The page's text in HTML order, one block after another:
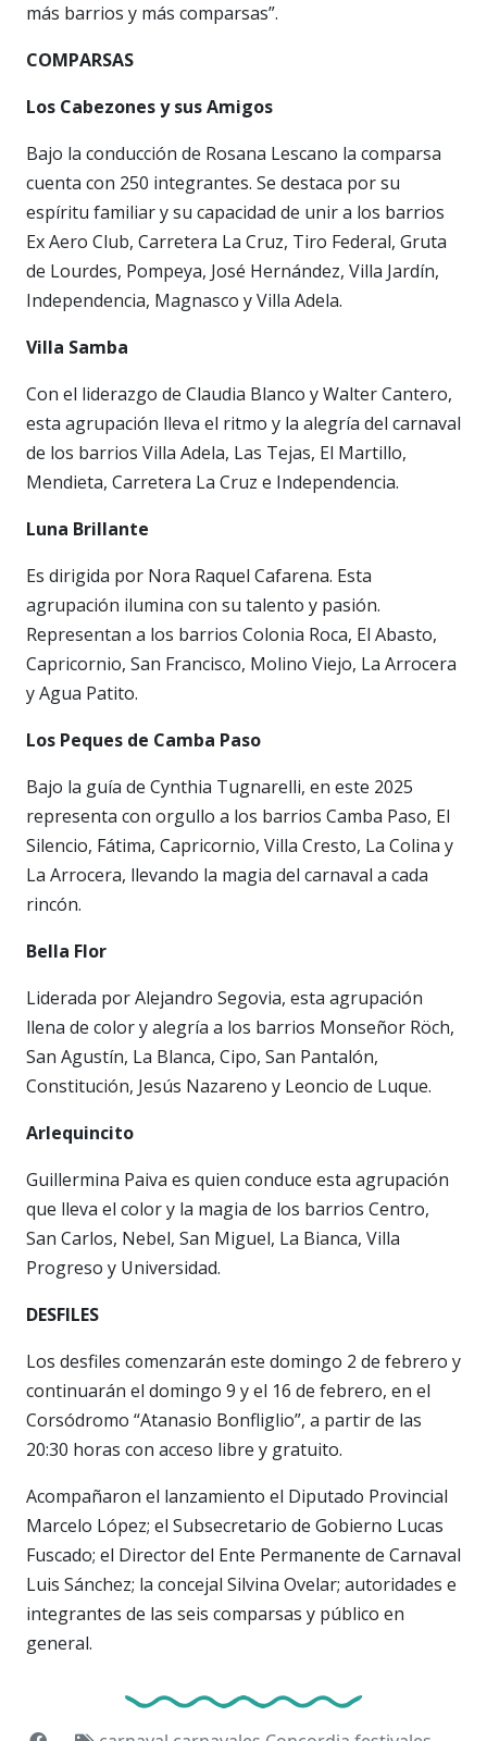
más barrios y más comparsas”.
COMPARSAS
Los Cabezones y sus Amigos
Bajo la conducción de Rosana Lescano la comparsa
cuenta con 250 integrantes. Se destaca por su
espíritu familiar y su capacidad de unir a los barrios
Ex Aero Club, Carretera La Cruz, Tiro Federal, Gruta
de Lourdes, Pompeya, José Hernández, Villa Jardín,
Independencia, Magnasco y Villa Adela.
Villa Samba
Con el liderazgo de Claudia Blanco y Walter Cantero,
esta agrupación lleva el ritmo y la alegría del carnaval
de los barrios Villa Adela, Las Tejas, El Martillo,
Mendieta, Carretera La Cruz e Independencia.
Luna Brillante
Es dirigida por Nora Raquel Cafarena. Esta
agrupación ilumina con su talento y pasión.
Representan a los barrios Colonia Roca, El Abasto,
Capricornio, San Francisco, Molino Viejo, La Arrocera
y Agua Patito.
Los Peques de Camba Paso
Bajo la guía de Cynthia Tugnarelli, en este 2025
representa con orgullo a los barrios Camba Paso, El
Silencio, Fátima, Capricornio, Villa Cresto, La Colina y
La Arrocera, llevando la magia del carnaval a cada
rincón.
Bella Flor
Liderada por Alejandro Segovia, esta agrupación
llena de color y alegría a los barrios Monseñor Röch,
San Agustín, La Blanca, Cipo, San Pantalón,
Constitución, Jesús Nazareno y Leoncio de Luque.
Arlequincito
Guillermina Paiva es quien conduce esta agrupación
que lleva el color y la magia de los barrios Centro,
San Carlos, Nebel, San Miguel, La Bianca, Villa
Progreso y Universidad.
DESFILES
Los desfiles comenzarán este domingo 2 de febrero y
continuarán el domingo 9 y el 16 de febrero, en el
Corsódromo “Atanasio Bonfliglio”, a partir de las
20:30 horas con acceso libre y gratuito.
Acompañaron el lanzamiento el Diputado Provincial
Marcelo López; el Subsecretario de Gobierno Lucas
Fuscado; el Director del Ente Permanente de Carnaval
Luis Sánchez; la concejal Silvina Ovelar; autoridades e
integrantes de las seis comparsas y público en
general.